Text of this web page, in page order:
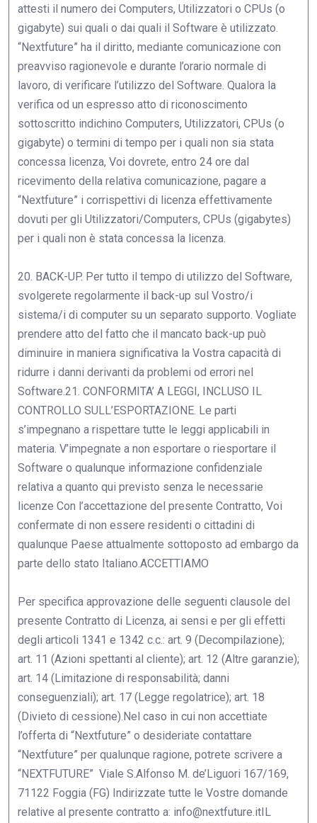
attesti il numero dei Computers, Utilizzatori o CPUs (o
gigabyte) sui quali o dai quali il Software è utilizzato.
“Nextfuture” ha il diritto, mediante comunicazione con
preavviso ragionevole e durante l’orario normale di
lavoro, di verificare l’utilizzo del Software. Qualora la
verifica od un espresso atto di riconoscimento
sottoscritto indichino Computers, Utilizzatori, CPUs (o
gigabyte) o termini di tempo per i quali non sia stata
concessa licenza, Voi dovrete, entro 24 ore dal
ricevimento della relativa comunicazione, pagare a
“Nextfuture” i corrispettivi di licenza effettivamente
dovuti per gli Utilizzatori/Computers, CPUs (gigabytes)
per i quali non è stata concessa la licenza.
20. BACK-UP. Per tutto il tempo di utilizzo del Software,
svolgerete regolarmente il back-up sul Vostro/i
sistema/i di computer su un separato supporto. Vogliate
prendere atto del fatto che il mancato back-up può
diminuire in maniera significativa la Vostra capacità di
ridurre i danni derivanti da problemi od errori nel
Software.21. CONFORMITA’ A LEGGI, INCLUSO IL
CONTROLLO SULL’ESPORTAZIONE. Le parti
s’impegnano a rispettare tutte le leggi applicabili in
materia. V’impegnate a non esportare o riesportare il
Software o qualunque informazione confidenziale
relativa a quanto qui previsto senza le necessarie
licenze Con l’accettazione del presente Contratto, Voi
confermate di non essere residenti o cittadini di
qualunque Paese attualmente sottoposto ad embargo da
parte dello stato Italiano.ACCETTIAMO
Per specifica approvazione delle seguenti clausole del
presente Contratto di Licenza, ai sensi e per gli effetti
degli articoli 1341 e 1342 c.c.: art. 9 (Decompilazione);
art. 11 (Azioni spettanti al cliente); art. 12 (Altre garanzie);
art. 14 (Limitazione di responsabilità; danni
conseguenziali); art. 17 (Legge regolatrice); art. 18
(Divieto di cessione).Nel caso in cui non accettiate
l’offerta di “Nextfuture” o desideriate contattare
“Nextfuture” per qualunque ragione, potrete scrivere a
“NEXTFUTURE” Viale S.Alfonso M. de’Liguori 167/169,
71122 Foggia (FG) Indirizzate tutte le Vostre domande
relative al presente contratto a: info@nextfuture.itIL